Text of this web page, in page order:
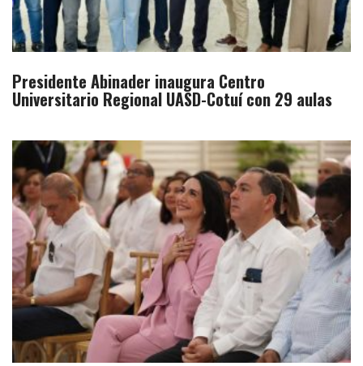
Presidente Abinader inaugura Centro
Universitario Regional UASD-Cotuí con 29 aulas